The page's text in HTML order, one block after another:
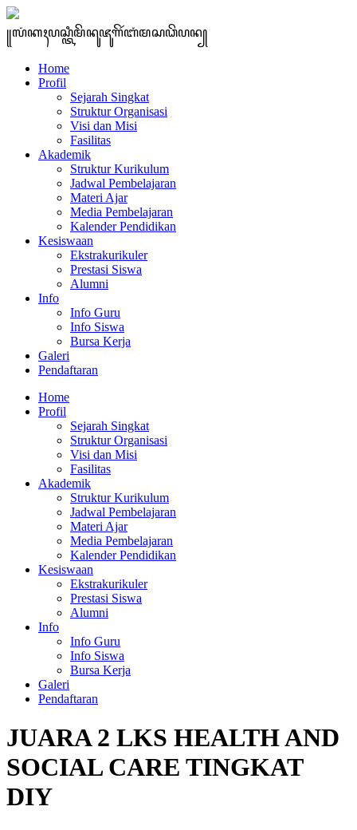
꧋ꦭꦁꦏꦃꦥꦱ꧀ꦠꦶꦩꦼꦤꦸꦗꦸꦒꦼꦂꦧꦁꦩꦱꦣꦼꦥꦤ꧀
Home
Profil
Sejarah Singkat
Struktur Organisasi
Visi dan Misi
Fasilitas
Akademik
Struktur Kurikulum
Jadwal Pembelajaran
Materi Ajar
Media Pembelajaran
Kalender Pendidikan
Kesiswaan
Ekstrakurikuler
Prestasi Siswa
Alumni
Info
Info Guru
Info Siswa
Bursa Kerja
Galeri
Pendaftaran
Home
Profil
Sejarah Singkat
Struktur Organisasi
Visi dan Misi
Fasilitas
Akademik
Struktur Kurikulum
Jadwal Pembelajaran
Materi Ajar
Media Pembelajaran
Kalender Pendidikan
Kesiswaan
Ekstrakurikuler
Prestasi Siswa
Alumni
Info
Info Guru
Info Siswa
Bursa Kerja
Galeri
Pendaftaran
JUARA 2 LKS HEALTH AND
SOCIAL CARE TINGKAT
DIY